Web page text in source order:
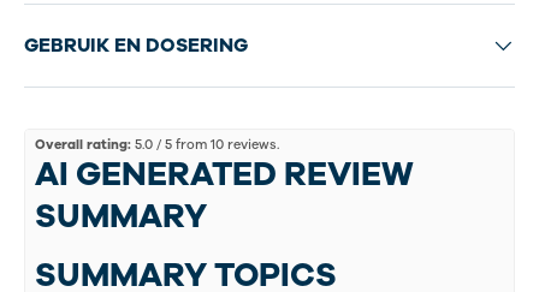
GEBRUIK EN DOSERING
Overall rating: 5.0 / 5 from 10 reviews.
AI GENERATED REVIEW
SUMMARY
SUMMARY TOPICS